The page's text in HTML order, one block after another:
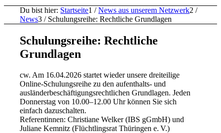
Du bist hier: Startseite1 / News aus unserem Netzwerk2 /
News3 / Schulungsreihe: Rechtliche Grundlagen
Schulungsreihe: Rechtliche
Grundlagen
cw. Am 16.04.2026 startet wieder unsere dreiteilige
Online-Schulungsreihe zu den aufenthalts- und
ausländerbeschäftigungsrechtlichen Grundlagen. Jeden
Donnerstag von 10.00–12.00 Uhr können Sie sich
einfach dazuschalten.
Referentinnen: Christiane Welker (IBS gGmbH) und
Juliane Kemnitz (Flüchtlingsrat Thüringen e. V.)